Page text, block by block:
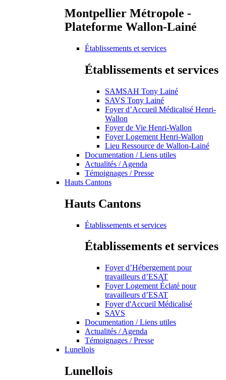
Montpellier Métropole -
Plateforme Wallon-Lainé
Établissements et services
Établissements et services
SAMSAH Tony Lainé
SAVS Tony Lainé
Foyer d’Accueil Médicalisé Henri-
Wallon
Foyer de Vie Henri-Wallon
Foyer Logement Henri-Wallon
Lieu Ressource de Wallon-Lainé
Documentation / Liens utiles
Actualités / Agenda
Témoignages / Presse
Hauts Cantons
Hauts Cantons
Établissements et services
Établissements et services
Foyer d’Hébergement pour
travailleurs d’ESAT
Foyer Logement Éclaté pour
travailleurs d’ESAT
Foyer d'Accueil Médicalisé
SAVS
Documentation / Liens utiles
Actualités / Agenda
Témoignages / Presse
Lunellois
Lunellois